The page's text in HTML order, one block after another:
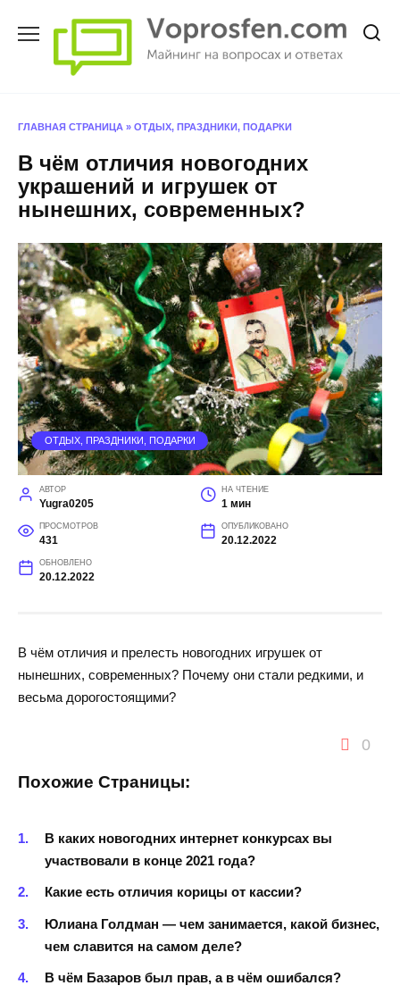
ГЛАВНАЯ СТРАНИЦА » ОТДЫХ, ПРАЗДНИКИ, ПОДАРКИ
В чём отличия новогодних
украшений и игрушек от
нынешних, современных?
ОТДЫХ, ПРАЗДНИКИ, ПОДАРКИ
АВТОР
Yugra0205
НА ЧТЕНИЕ
1 мин
ПРОСМОТРОВ
431
ОПУБЛИКОВАНО
20.12.2022
ОБНОВЛЕНО
20.12.2022
В чём отличия и прелесть новогодних игрушек от
нынешних, современных? Почему они стали редкими, и
весьма дорогостоящими?
0
Похожие Страницы:
В каких новогодних интернет конкурсах вы
участвовали в конце 2021 года?
Какие есть отличия корицы от кассии?
Юлиана Голдман — чем занимается, какой бизнес,
чем славится на самом деле?
В чём Базаров был прав, а в чём ошибался?